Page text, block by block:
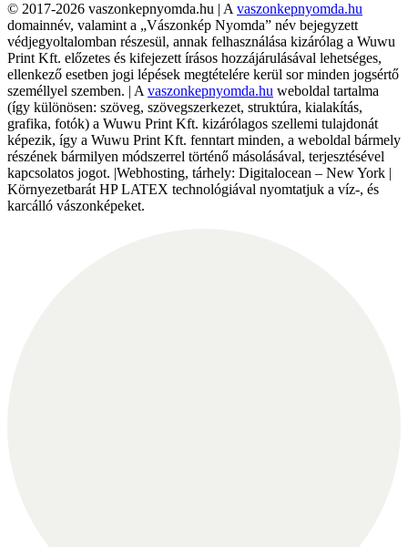
© 2017-2026 vaszonkepnyomda.hu | A vaszonkepnyomda.hu
domainnév, valamint a „Vászonkép Nyomda” név bejegyzett
védjegyoltalomban részesül, annak felhasználása kizárólag a Wuwu
Print Kft. előzetes és kifejezett írásos hozzájárulásával lehetséges,
ellenkező esetben jogi lépések megtételére kerül sor minden jogsértő
személlyel szemben. | A vaszonkepnyomda.hu weboldal tartalma
(így különösen: szöveg, szövegszerkezet, struktúra, kialakítás,
grafika, fotók) a Wuwu Print Kft. kizárólagos szellemi tulajdonát
képezik, így a Wuwu Print Kft. fenntart minden, a weboldal bármely
részének bármilyen módszerrel történő másolásával, terjesztésével
kapcsolatos jogot. |Webhosting, tárhely: Digitalocean – New York |
Környezetbarát HP LATEX technológiával nyomtatjuk a víz-, és
karcálló vászonképeket.